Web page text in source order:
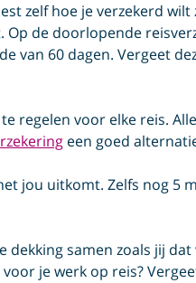
zelf hoe je verzekerd
de doorlopende
van 60 dagen. Vergeet
regelen voor elke reis.
een goed
jou uitkomt. Zelfs nog 5
dekking samen zoals jij
je werk op reis?